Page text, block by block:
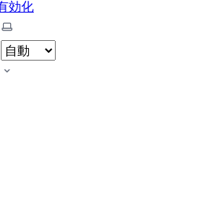
効化
テーマを選択